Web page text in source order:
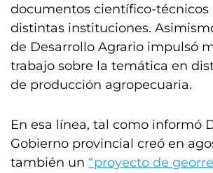
documentos científico-técnicos
distintas instituciones.
de Desarrollo Agrario impulsó
trabajo sobre la temática en
de producción agropecuaria.
En esa línea, tal como informó
Gobierno provincial creó en
también un “proyecto de